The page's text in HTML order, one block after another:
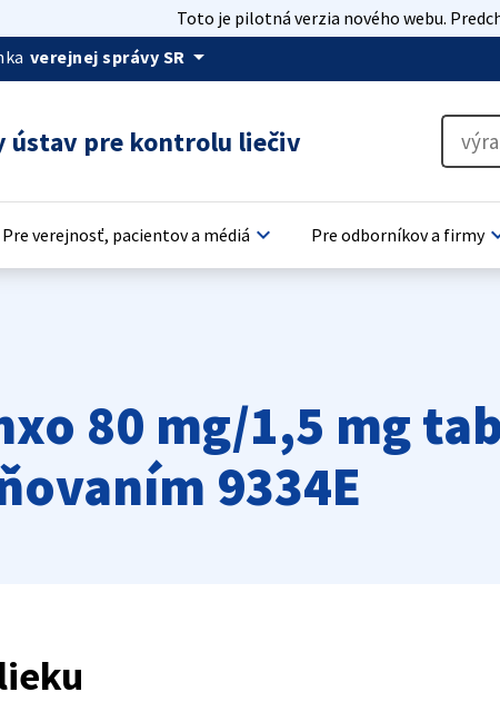
Toto je pilotná verzia nového webu.
verejnej správy SR arrow_drop_down
ústav pre kontrolu liečiv
Pre verejnosť, pacientov a médiá keyboard_arrow_down Pre odborníkov a firmy
80 mg/1,5 mg
9334E